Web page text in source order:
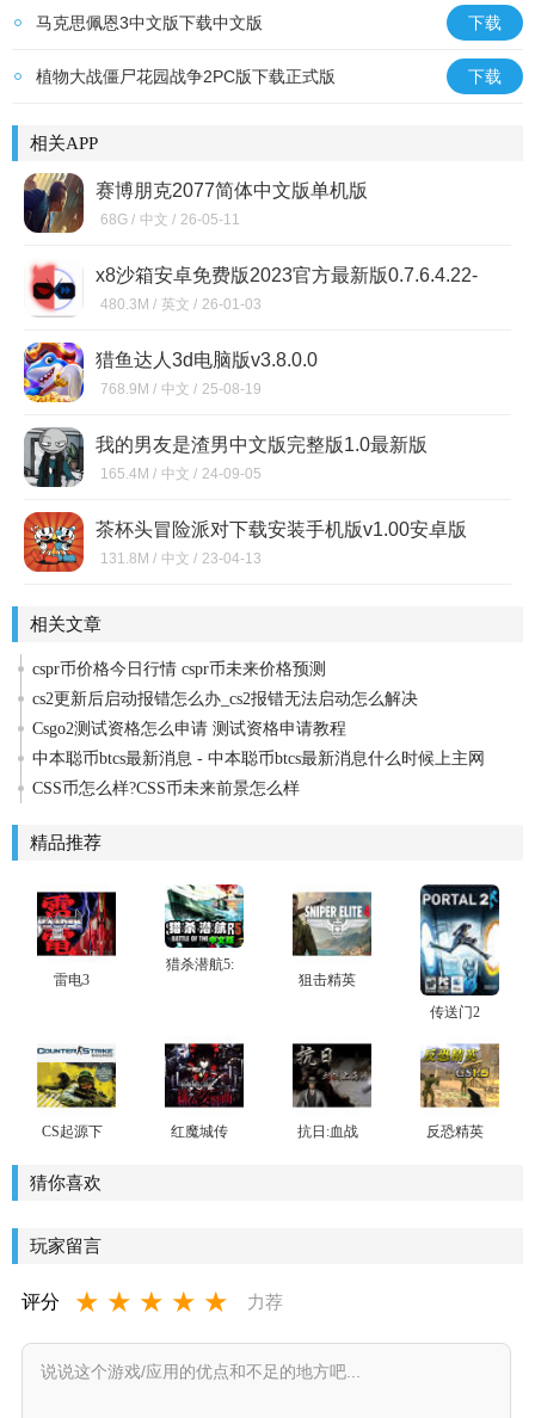
马克思佩恩3中文版下载中文版 下载
植物大战僵尸花园战争2PC版下载正式版 下载
相关APP
赛博朋克2077简体中文版单机版
68G / 中文 / 26-05-11
x8沙箱安卓免费版2023官方最新版0.7.6.4.22-
64cn 最新版
480.3M / 英文 / 26-01-03
猎鱼达人3d电脑版v3.8.0.0
768.9M / 中文 / 25-08-19
我的男友是渣男中文版完整版1.0最新版
165.4M / 中文 / 24-09-05
茶杯头冒险派对下载安装手机版v1.00安卓版
131.8M / 中文 / 23-04-13
相关文章
cspr币价格今日行情 cspr币未来价格预测
cs2更新后启动报错怎么办_cs2报错无法启动怎么解决
Csgo2测试资格怎么申请 测试资格申请教程
中本聪币btcs最新消息 - 中本聪币btcs最新消息什么时候上主网
CSS币怎么样?CSS币未来前景怎么样
精品推荐
雷电3
猎杀潜航5:
潜航中文
版下载
狙击精英
硬盘版下
载
传送门2
CS起源下
红魔城传
抗日:血战
反恐精英
猜你喜欢
玩家留言
评分 ★ ★ ★ ★ ★ 力荐